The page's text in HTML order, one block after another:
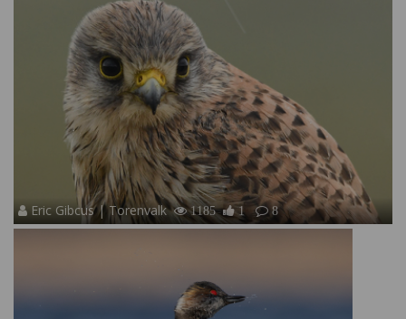
Eric Gibcus | Torenvalk 1185 1 8